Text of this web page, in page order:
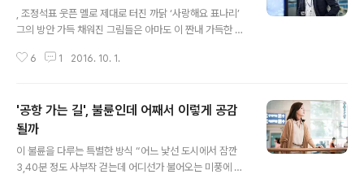
, 조정석표 웃픈 멜로 제대로 터진 까닭 ‘사랑해요 표나리’
그의 방안 가득 채워진 그림들은 아마도 이 짠내 가득한 남
연히 들어가게 된 표나리(공효진)는 그 그림들을 보며 어떤
고 투덜대던 그 모든 행동들이 사실은, 가장 좋아하는 친구
와 사랑하는 여자가 서로 가까워지는 걸 보면서도 억지로
괜찮은 척 하려했던 이화신의 짠내나는 사랑과 우정이었다
는 것을. 처럼 희비극을 한 자리에 모아놓고 단번에 보여주
는 멜로는 흔치 않다. 표나리를 사이에 두고 친구인 고정원
6 1 2016. 10. 1.
'공항 가는 길', 불륜인데 어째서 이렇게 공감
될까
이 불륜을 다루는 특별한 방식 “어느 낯선 도시에서 잠깐
3,40분 정도 사부작 걷는데 어디선가 불어오는 미풍에 복